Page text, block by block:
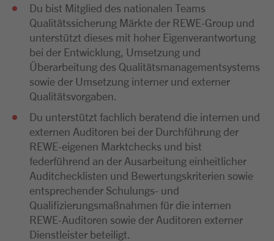
Du bist Mitglied des nationalen Teams
Qualitätssicherung Märkte der REWE-Group und
unterstützt dieses mit hoher Eigenverantwortung
bei der Entwicklung, Umsetzung und
Überarbeitung des Qualitätsmanagementsystems
sowie der Umsetzung interner und externer
Qualitätsvorgaben.
Du unterstützt fachlich beratend die internen und
externen Auditoren bei der Durchführung der
REWE-eigenen Marktchecks und bist
federführend an der Ausarbeitung einheitlicher
Auditchecklisten und Bewertungskriterien sowie
entsprechender Schulungs- und
Qualifizierungsmaßnahmen für die internen
REWE-Auditoren sowie der Auditoren externer
Dienstleister beteiligt.